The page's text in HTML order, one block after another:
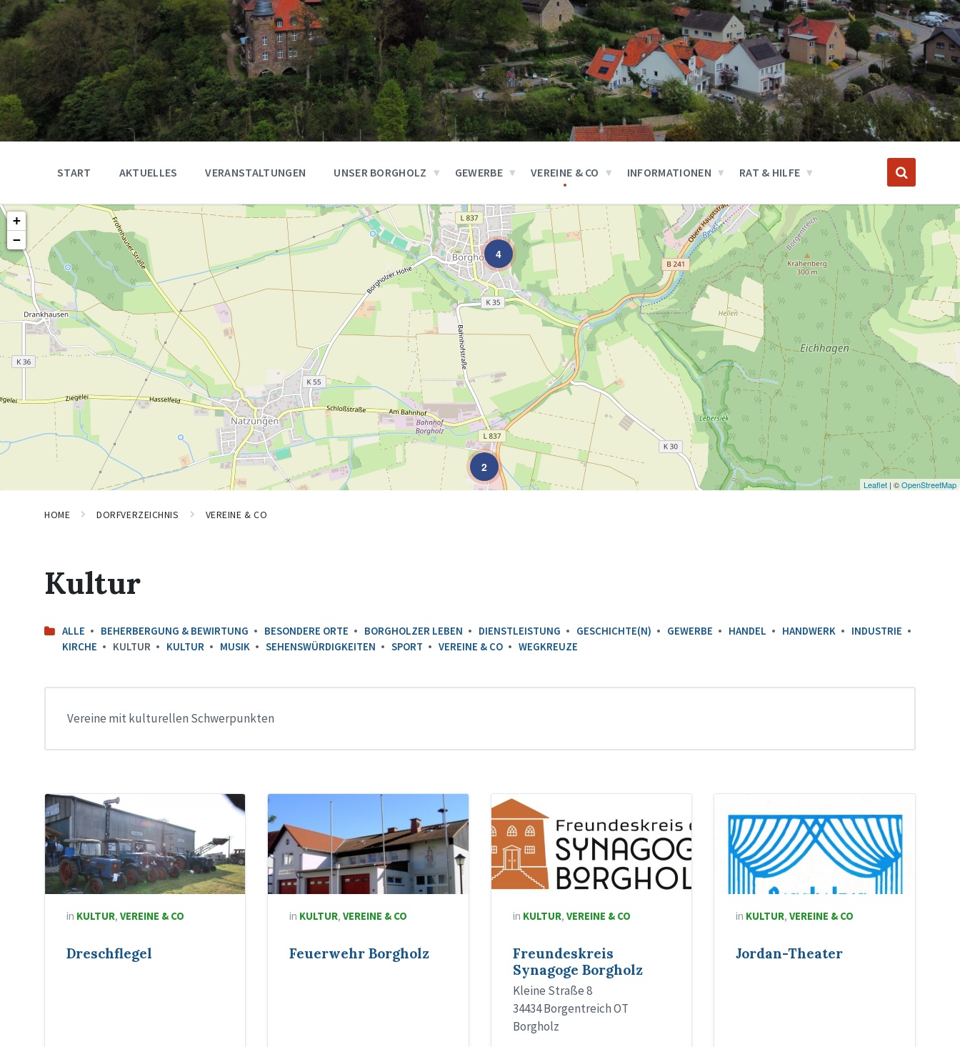
START AKTUELLES VERANSTALTUNGEN UNSER BORGHOLZ GEWERBE VEREINE & CO INFORMATIONEN RAT & HILFE
2
4
+
−
Leaflet | ©OpenStreetMap
HOME DORFVERZEICHNIS VEREINE & CO
Kultur
ALLE BEHERBERGUNG & BEWIRTUNG BESONDERE ORTE BORGHOLZER LEBEN DIENSTLEISTUNG GESCHICHTE(N) GEWERBE HANDEL HANDWERK
INDUSTRIE
KIRCHE
KULTUR KULTUR MUSIK SEHENSWÜRDIGKEITEN SPORT VEREINE & CO WEGKREUZE
Vereine mit kulturellen Schwerpunkten
in KULTUR, VEREINE & CO
Dreschflegel
in KULTUR,VEREINE & CO
Feuerwehr Borgholz
in KULTUR, VEREINE & CO
Freundeskreis
Synagoge Borgholz
Kleine Straße 8
34434 Borgentreich OT
Borgholz
in KULTUR,VEREINE & CO
Jordan-Theater